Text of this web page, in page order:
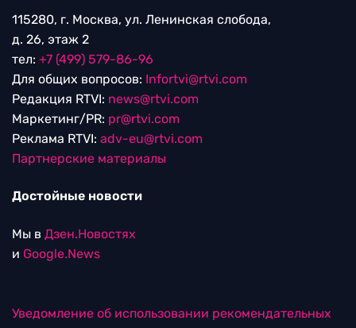
115280, г. Москва, ул. Ленинская слобода,
д. 26, этаж 2
тел: +7 (499) 579-86-96
Для общих вопросов: Infortvi@rtvi.com
Редакция RTVI: news@rtvi.com
Маркетинг/PR: pr@rtvi.com
Реклама RTVI: adv-eu@rtvi.com
Партнерские материалы
Достойные новости
Мы в Дзен.Новостях
и Google.News
Уведомление об использовании рекомендательных